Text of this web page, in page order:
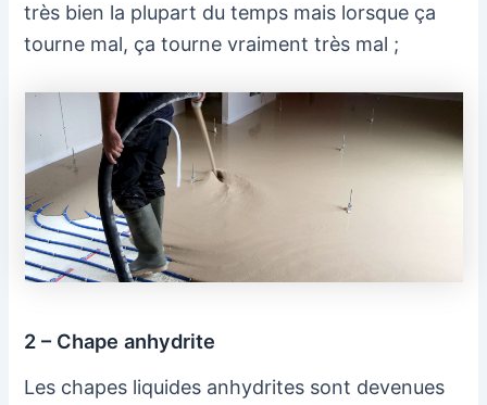
très bien la plupart du temps mais lorsque ça
tourne mal, ça tourne vraiment très mal ;
2 – Chape anhydrite
Les chapes liquides anhydrites sont devenues